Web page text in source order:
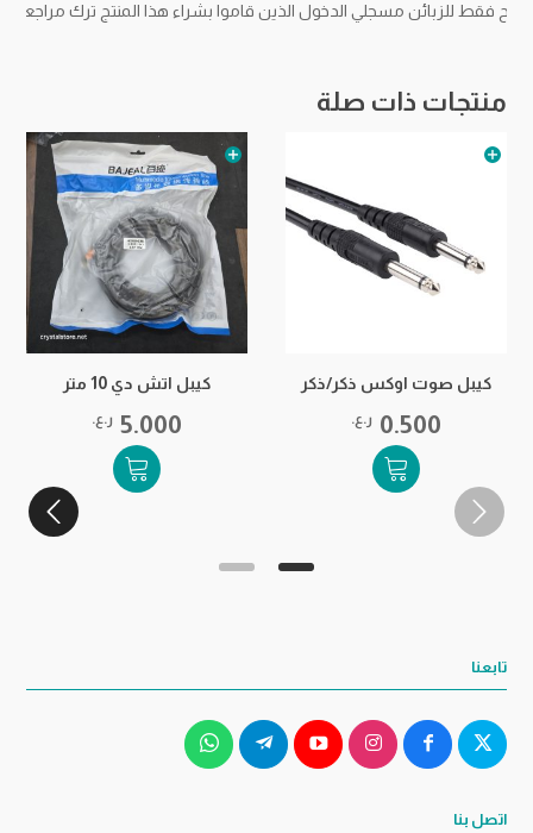
فقط للزبائن مسجلي الدخول الذين قاموا بشراء هذا المنتج ترك مراجعة.
منتجات ذات صلة
كيبل صوت اوكس ذكر/ذكر
0.500 ر.ع.
كيبل اتش دي 10 متر
5.000 ر.ع.
تابعنا
اتصل بنا